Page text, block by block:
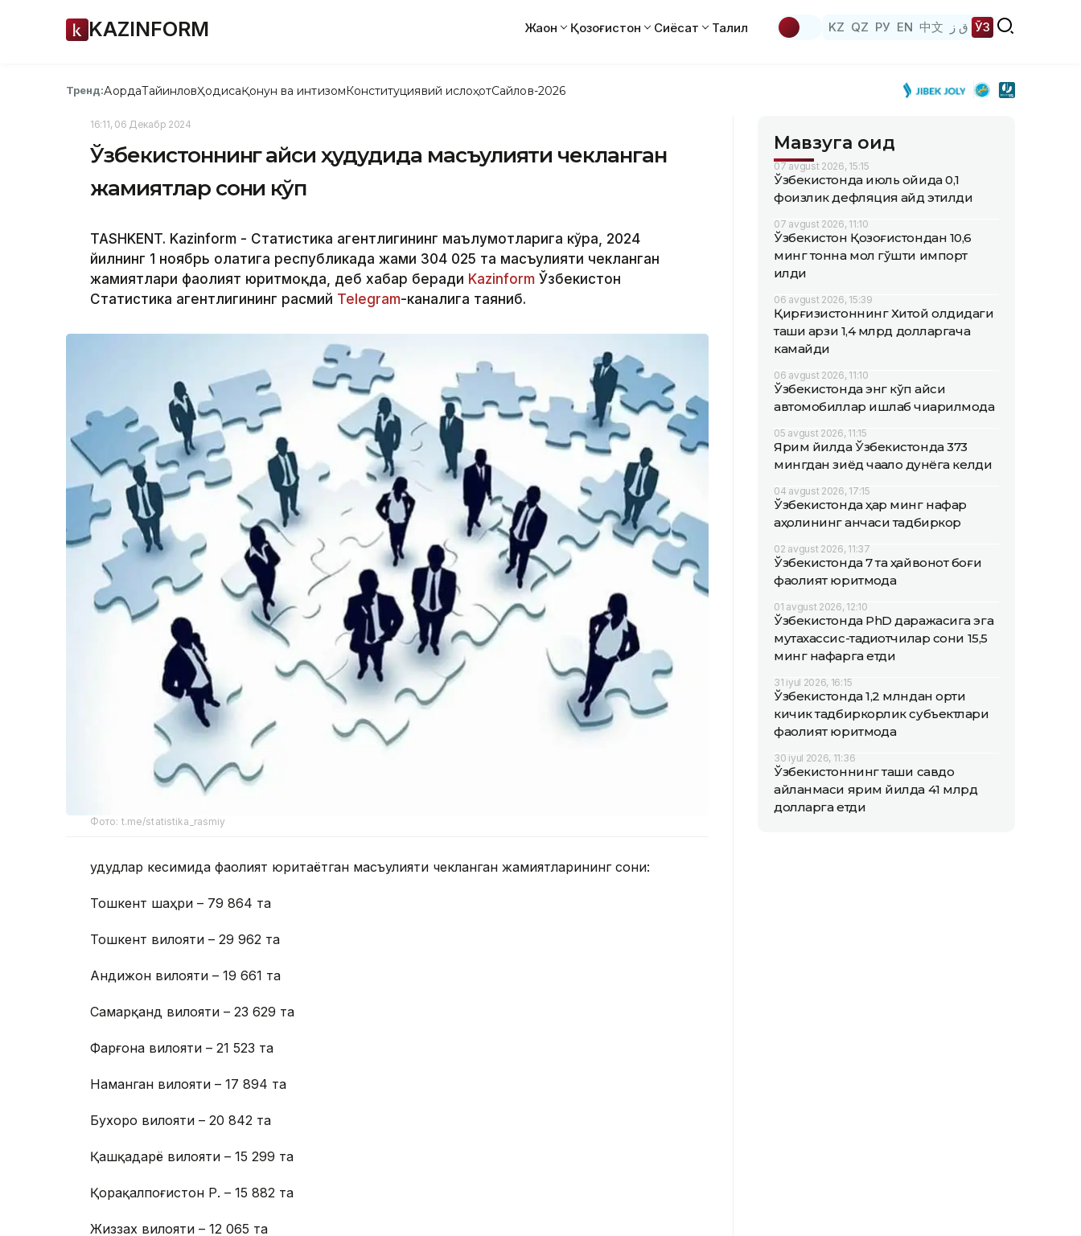
KAZINFORM Жаҳон Қозоғистон Сиёсат Таҳлил KZ QZ РУ EN 中文 ق ز ЎЗ
Тренд:АқордаТайинловҲодисаҚонун ва интизомКонституциявий ислоҳотСайлов-2026
16:11, 06 Декабр 2024
Ўзбекистоннинг қайси ҳудудида масъулияти чекланган
жамиятлар сони кўп
TASHKENT. Kazinform - Статистика агентлигининг маълумотларига кўра, 2024
йилнинг 1 ноябрь ҳолатига республикада жами 304 025 та масъулияти чекланган
жамиятлари фаолият юритмоқда, деб хабар беради Kazinform Ўзбекистон
Статистика агентлигининг расмий Telegram-каналига таяниб.
Фото: t.me/statistika_rasmiy
Ҳудудлар кесимида фаолият юритаётган масъулияти чекланган жамиятларининг сони:
Тошкент шаҳри – 79 864 та
Тошкент вилояти – 29 962 та
Андижон вилояти – 19 661 та
Самарқанд вилояти – 23 629 та
Фарғона вилояти – 21 523 та
Наманган вилояти – 17 894 та
Бухоро вилояти – 20 842 та
Қашқадарё вилояти – 15 299 та
Қорақалпоғистон Р. – 15 882 та
Жиззах вилояти – 12 065 та
Мавзуга оид
07 avgust 2026, 15:15
Ўзбекистонда июль ойида 0,1
фоизлик дефляция қайд этилди
07 avgust 2026, 11:10
Ўзбекистон Қозоғистондан 10,6
минг тонна мол гўшти импорт
қилди
06 avgust 2026, 15:39
Қирғизистоннинг Хитой олдидаги
ташқи қарзи 1,4 млрд долларгача
камайди
06 avgust 2026, 11:10
Ўзбекистонда энг кўп қайси
автомобиллар ишлаб чиқарилмоқда
05 avgust 2026, 11:15
Ярим йилда Ўзбекистонда 373
мингдан зиёд чақалоқ дунёга келди
04 avgust 2026, 17:15
Ўзбекистонда ҳар минг нафар
аҳолининг қанчаси тадбиркор
02 avgust 2026, 11:37
Ўзбекистонда 7 та ҳайвонот боғи
фаолият юритмоқда
01 avgust 2026, 12:10
Ўзбекистонда PhD даражасига эга
мутахассис-тадқиқотчилар сони 15,5
минг нафарга етди
31 iyul 2026, 16:15
Ўзбекистонда 1,2 млндан ортиқ
кичик тадбиркорлик субъектлари
фаолият юритмоқда
30 iyul 2026, 11:36
Ўзбекистоннинг ташқи савдо
айланмаси ярим йилда 41 млрд
долларга етди